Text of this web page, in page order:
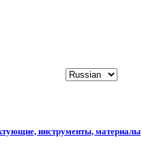
инструменты, материалы